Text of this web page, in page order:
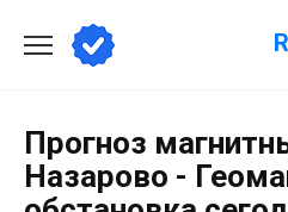
содержанию
Прогноз
Назарово -